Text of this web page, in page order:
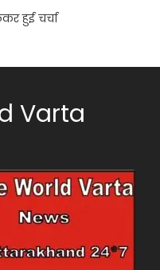
हुई चर्चा
Varta